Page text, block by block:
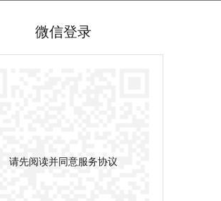
微信登录
请先阅读并同意服务协议